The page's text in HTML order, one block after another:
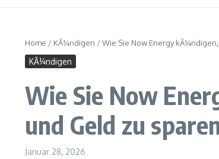
Home / KÃ¼ndigen /Wie Sie Now Energy
KÃ¼ndigen
Wie Sie Now
und Geld zu
Januar 28, 2026